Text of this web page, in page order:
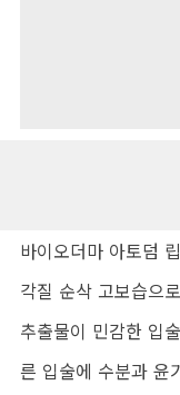
바이오더마 아토덤
각질 순삭 고보습으
추출물이 민감한 입
른 입술에 수분과 윤